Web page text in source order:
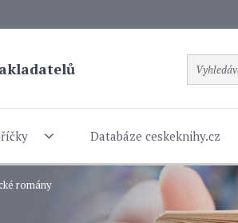
Databáze ceskeknihy.cz
romány